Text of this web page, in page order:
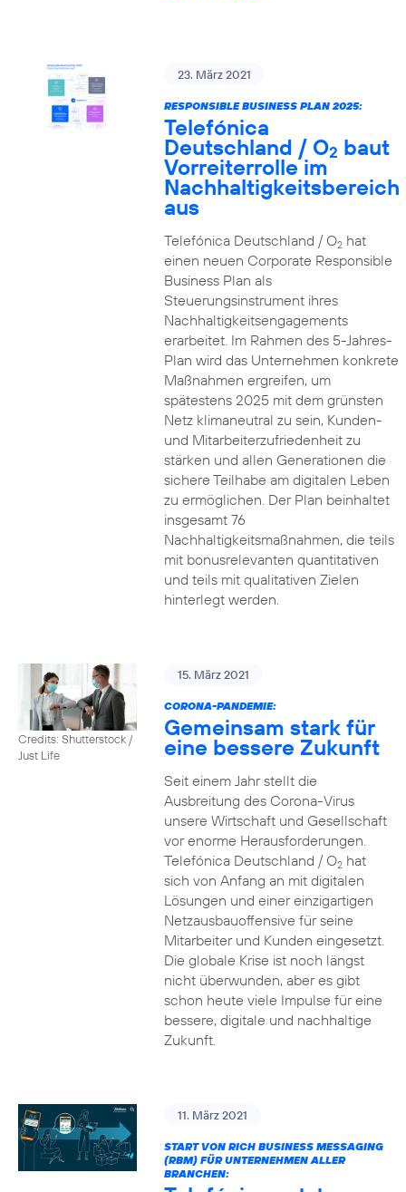
23. März 2021
RESPONSIBLE BUSINESS PLAN 2025:
Telefónica
Deutschland / O2 baut
Vorreiterrolle im
Nachhaltigkeitsbereich
aus
Telefónica Deutschland / O2hat
einen neuen Corporate Responsible
Business Plan als
Steuerungsinstrument ihres
Nachhaltigkeitsengagements
erarbeitet. Im Rahmen des 5-Jahres-
Plan wird das Unternehmen konkrete
Maßnahmen ergreifen, um
spätestens 2025 mit dem grünsten
Netz klimaneutral zu sein, Kunden-
und Mitarbeiterzufriedenheit zu
stärken und allen Generationen die
sichere Teilhabe am digitalen Leben
zu ermöglichen. Der Plan beinhaltet
insgesamt 76
Nachhaltigkeitsmaßnahmen, die teils
mit bonusrelevanten quantitativen
und teils mit qualitativen Zielen
hinterlegt werden.
Credits: Shutterstock /
Just Life
15. März 2021
CORONA-PANDEMIE:
Gemeinsam stark für
eine bessere Zukunft
Seit einem Jahr stellt die
Ausbreitung des Corona-Virus
unsere Wirtschaft und Gesellschaft
vor enorme Herausforderungen.
Telefónica Deutschland / O2hat
sich von Anfang an mit digitalen
Lösungen und einer einzigartigen
Netzausbauoffensive für seine
Mitarbeiter und Kunden eingesetzt.
Die globale Krise ist noch längst
nicht überwunden, aber es gibt
schon heute viele Impulse für eine
bessere, digitale und nachhaltige
Zukunft.
11. März 2021
START VON RICH BUSINESS MESSAGING
(RBM) FÜR UNTERNEHMEN ALLER
BRANCHEN: